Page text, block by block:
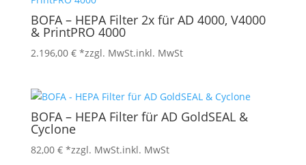
BOFA – HEPA Filter 2x für AD 4000, V4000
& PrintPRO 4000
2.196,00 € *zzgl. MwSt.inkl. MwSt
BOFA – HEPA Filter für AD GoldSEAL &
Cyclone
82,00 € *zzgl. MwSt.inkl. MwSt